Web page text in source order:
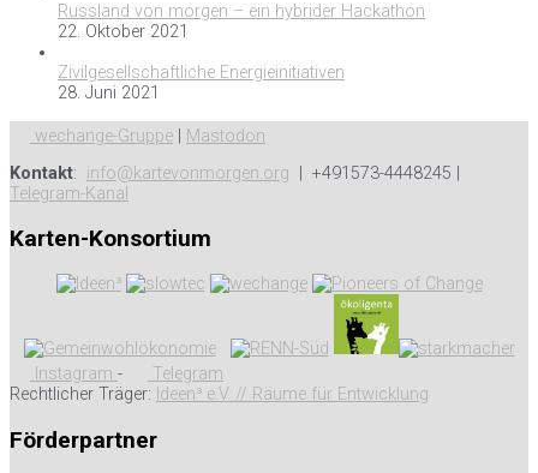
Russland von morgen – ein hybrider Hackathon
22. Oktober 2021
Zivilgesellschaftliche Energieinitiativen
28. Juni 2021
wechange-Gruppe
Mastodon
Kontakt: info@kartevonmorgen.org | +491573-4448245 |
Telegram-Kanal
Karten-Konsortium
Instagram -
Telegram
Rechtlicher Träger: Ideen³ e.V. // Räume für Entwicklung
Förderpartner